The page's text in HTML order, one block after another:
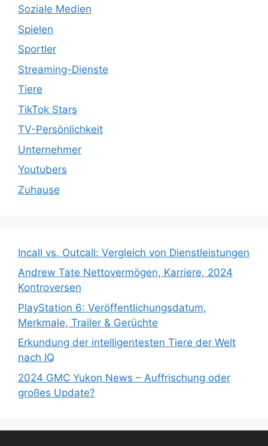
Soziale Medien
Spielen
Sportler
Streaming-Dienste
Tiere
TikTok Stars
TV-Persönlichkeit
Unternehmer
Youtubers
Zuhause
Incall vs. Outcall: Vergleich von Dienstleistungen
Andrew Tate Nettovermögen, Karriere, 2024
Kontroversen
PlayStation 6: Veröffentlichungsdatum,
Merkmale, Trailer & Gerüchte
Erkundung der intelligentesten Tiere der Welt
nach IQ
2024 GMC Yukon News – Auffrischung oder
großes Update?